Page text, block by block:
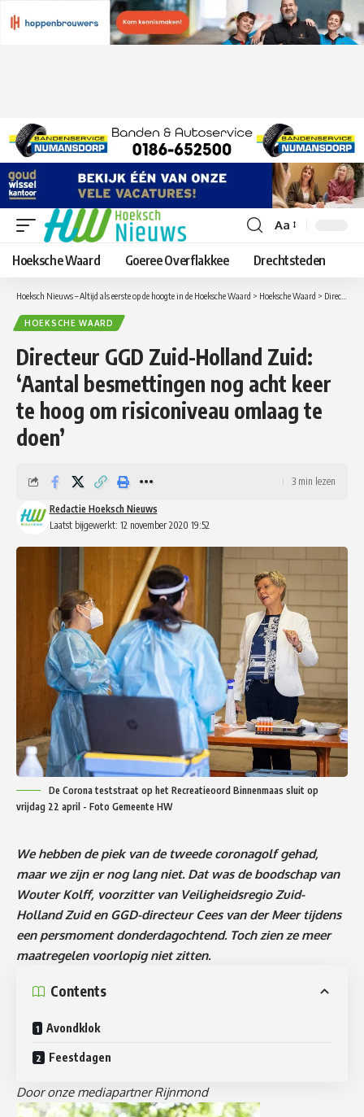
Lettergrootte
aanpassen
Aa
Hoeksche Waard Goeree Overflakkee Drechtsteden
Hoeksch Nieuws – Altijd als eerste op de hoogte in de Hoeksche Waard > Hoeksche Waard > Directeur GGD Zuid-Holland Zuid: ‘Aantal besmettingen nog acht keer te hoog om risiconiveau omlaag te doen’
HOEKSCHE WAARD
Directeur GGD Zuid-Holland Zuid:
‘Aantal besmettingen nog acht keer
te hoog om risiconiveau omlaag te
doen’
Laatst bijgewerkt: 12 november 2020 19:52
Redactie Hoeksch Nieuws
3 min lezen
De Corona teststraat op het Recreatieoord Binnenmaas sluit op
vrijdag 22 april - Foto Gemeente HW
We hebben de piek van de tweede coronagolf gehad,
maar we zijn er nog lang niet. Dat was de boodschap van
Wouter Kolff, voorzitter van Veiligheidsregio Zuid-
Holland Zuid en GGD-directeur Cees van der Meer tijdens
een persmoment donderdagochtend. Toch zien ze meer
maatregelen voorlopig niet zitten.
Contents
Avondklok
Feestdagen
Door onze mediapartner Rijnmond